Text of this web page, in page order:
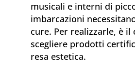
musicali e interni di
imbarcazioni
cure. Per realizzarle, è il
scegliere prodotti
resa estetica.